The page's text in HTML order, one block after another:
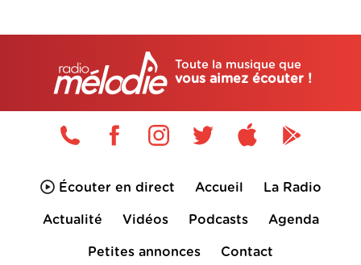
Toute la musique que
vous aimez écouter !
Écouter en direct Accueil La Radio
Actualité Vidéos Podcasts Agenda
Petites annonces Contact